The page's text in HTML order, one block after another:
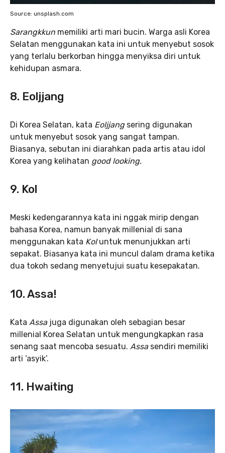
Source: unsplash.com
Sarangkkun memiliki arti mari bucin. Warga asli Korea
Selatan menggunakan kata ini untuk menyebut sosok
yang terlalu berkorban hingga menyiksa diri untuk
kehidupan asmara.
8. Eoljjang
Di Korea Selatan, kata Eoljjang sering digunakan
untuk menyebut sosok yang sangat tampan.
Biasanya, sebutan ini diarahkan pada artis atau idol
Korea yang kelihatan good looking.
9. Kol
Meski kedengarannya kata ini nggak mirip dengan
bahasa Korea, namun banyak millenial di sana
menggunakan kata Koluntuk menunjukkan arti
sepakat. Biasanya kata ini muncul dalam drama ketika
dua tokoh sedang menyetujui suatu kesepakatan.
10. Assa!
Kata Assajuga digunakan oleh sebagian besar
millenial Korea Selatan untuk mengungkapkan rasa
senang saat mencoba sesuatu. Assasendiri memiliki
arti ‘asyik’.
11. Hwaiting